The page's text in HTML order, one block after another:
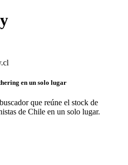
en un solo lugar
que reúne el stock de
de Chile en un solo lugar.